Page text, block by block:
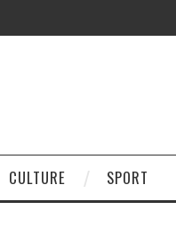
CULTURE SPORT